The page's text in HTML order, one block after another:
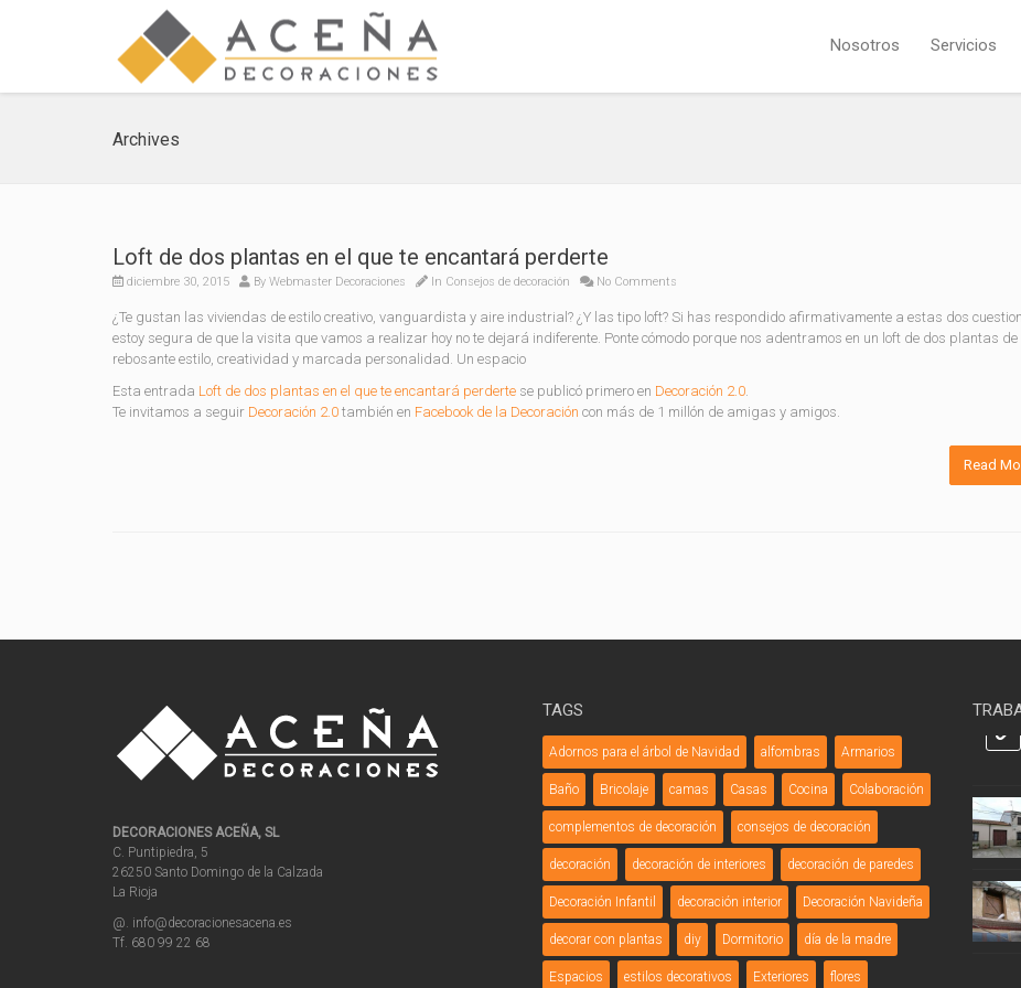
Nosotros Servicios
Archives
Loft de dos plantas en el que te encantará perderte
diciembre 30, 2015 By Webmaster Decoraciones In Consejos de decoración No Comments
¿Te gustan las viviendas de estilo creativo, vanguardista y aire industrial? ¿Y las tipo loft? Si has respondido afirmativamente a estas dos
estoy segura de que la visita que vamos a realizar hoy no te dejará indiferente. Ponte cómodo porque nos adentramos en un loft de dos plantas de
rebosante estilo, creatividad y marcada personalidad. Un espacio
Esta entrada Loft de dos plantas en el que te encantará perderte se publicó primero en Decoración 2.0.
Te invitamos a seguir Decoración 2.0 también en Facebook de la Decoración con más de 1 millón de amigas y amigos.
Read
DECORACIONES ACEÑA, SL
C. Puntipiedra, 5
26250 Santo Domingo de la Calzada
La Rioja
@. info@decoracionesacena.es
Tf. 680 99 22 68
TAGS
Adornos para el árbol de Navidad alfombras Armarios
Baño Bricolaje camas Casas Cocina Colaboración
complementos de decoración consejos de decoración
decoración decoración de interiores decoración de paredes
Decoración Infantil decoración interior Decoración Navideña
decorar con plantas diy Dormitorio día de la madre
Espacios estilos decorativos Exteriores flores